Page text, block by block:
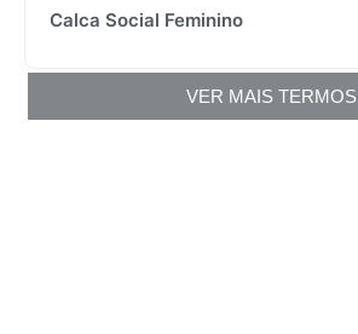
Calca Social Feminino
VER MAIS TERMOS